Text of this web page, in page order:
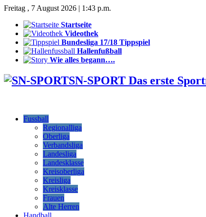
Freitag , 7 August 2026 | 1:43 p.m.
Startseite
Videothek
Bundesliga 17/18 Tippspiel
Hallenfußball
Wie alles begann….
SN-SPORT Das erste
Fussball
Regionalliga
Oberliga
Verbandsliga
Landesliga
Landesklasse
Kreisoberliga
Kreisliga
Kreisklasse
Frauen
Alte Herren
Handball